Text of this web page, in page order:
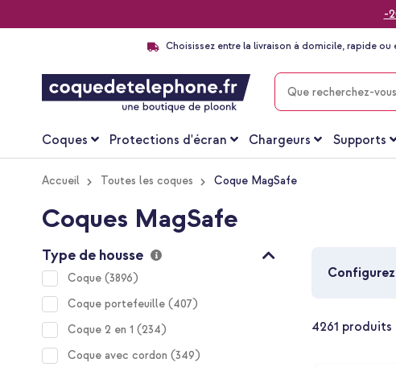
-
Choisissez entre la livraison à domicile, rapide ou
CHERCHER
Coques Protections d'écran Chargeurs Supports
Accueil Toutes les coques Coque MagSafe
Coques MagSafe
4261 produits
Type de housse
Coque 3896
items
Coque portefeuille
407
items
Coque 2 en 1
234
items
Coque avec cordon
349
items